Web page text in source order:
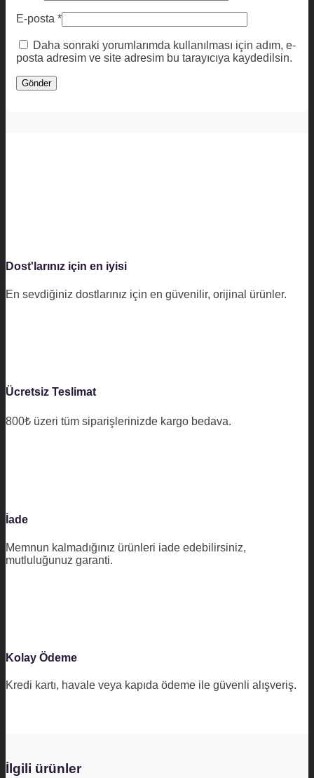
E-posta *
Daha sonraki yorumlarımda kullanılması için adım, e-
posta adresim ve site adresim bu tarayıcıya kaydedilsin.
Dost'larınız için en iyisi
En sevdiğiniz dostlarınız için en güvenilir, orijinal ürünler.
Ücretsiz Teslimat
800₺ üzeri tüm siparişlerinizde kargo bedava.
İade
Memnun kalmadığınız ürünleri iade edebilirsiniz,
mutluluğunuz garanti.
Kolay Ödeme
Kredi kartı, havale veya kapıda ödeme ile güvenli alışveriş.
İlgili ürünler